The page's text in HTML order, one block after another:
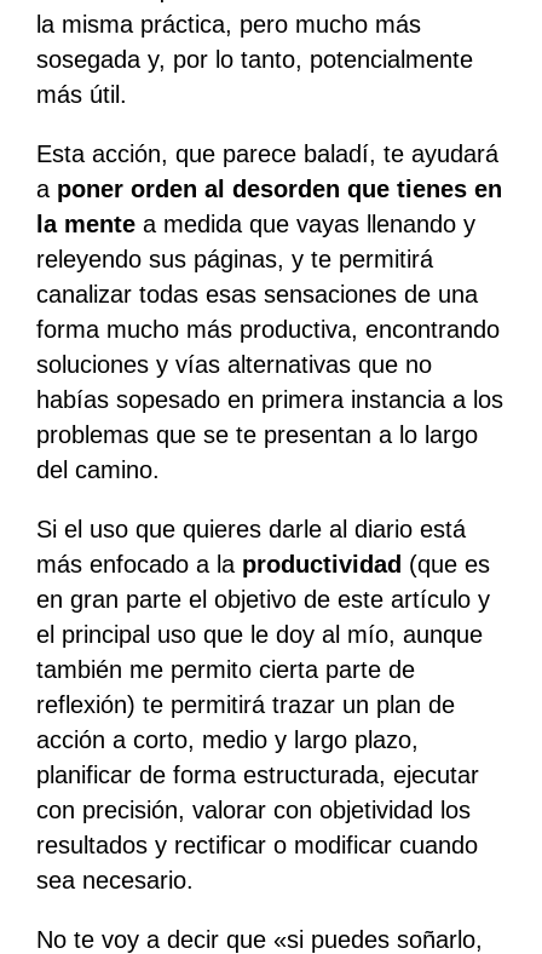
la misma práctica, pero mucho más
sosegada y, por lo tanto, potencialmente
más útil.
Esta acción, que parece baladí, te ayudará
a poner orden al desorden que tienes en
la mentea medida que vayas llenando y
releyendo sus páginas, y te permitirá
canalizar todas esas sensaciones de una
forma mucho más productiva, encontrando
soluciones y vías alternativas que no
habías sopesado en primera instancia a los
problemas que se te presentan a lo largo
del camino.
Si el uso que quieres darle al diario está
más enfocado a la productividad (que es
en gran parte el objetivo de este artículo y
el principal uso que le doy al mío, aunque
también me permito cierta parte de
reflexión) te permitirá trazar un plan de
acción a corto, medio y largo plazo,
planificar de forma estructurada, ejecutar
con precisión, valorar con objetividad los
resultados y rectificar o modificar cuando
sea necesario.
No te voy a decir que «si puedes soñarlo,